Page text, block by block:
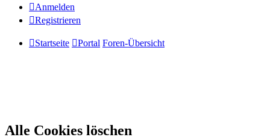
Anmelden
Registrieren
Startseite Portal Foren-Übersicht
Alle Cookies löschen